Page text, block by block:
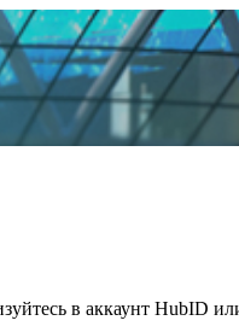
в аккаунт HubID